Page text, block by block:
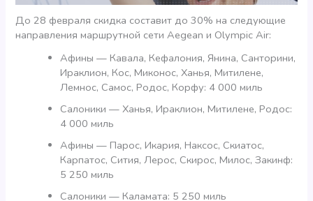
До 28 февраля скидка составит до 30% на следующие
направления маршрутной сети Aegean и Olympic Air:
Афины — Кавала, Кефалония, Янина, Санторини,
Ираклион, Кос, Миконос, Ханья, Митилене,
Лемнос, Самос, Родос, Корфу: 4 000 миль
Салоники — Ханья, Ираклион, Митилене, Родос:
4 000 миль
Афины — Парос, Икария, Наксос, Скиатос,
Карпатос, Сития, Лерос, Скирос, Милос, Закинф:
5 250 миль
Салоники — Каламата: 5 250 миль